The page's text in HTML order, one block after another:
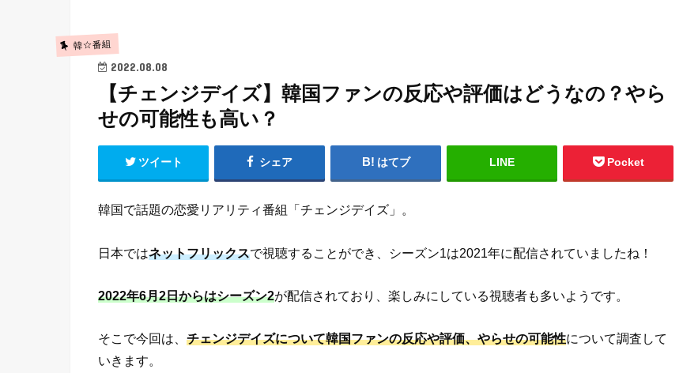
韓☆番組
2022.08.08
【チェンジデイズ】韓国ファンの反応や評価はどうなの？やら
せの可能性も高い？
ツイート シェア はてブ LINE Pocket
韓国で話題の恋愛リアリティ番組「チェンジデイズ」。
日本ではネットフリックスで視聴することができ、シーズン1は2021年に配信されていましたね！
2022年6月2日からはシーズン2が配信されており、楽しみにしている視聴者も多いようです。
そこで今回は、 チェンジデイズについて韓国ファンの反応や評価、やらせの可能性について調査して
いきます。